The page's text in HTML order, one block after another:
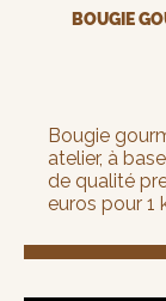
BOUGIE
Bougie
atelier, à
de qualité
euros pour 1